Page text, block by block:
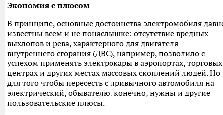
Экономия с плюсом
В принципе, основные достоинства электромобиля
известны всем и не понаслышке: отсутствие вредных
выхлопов и рева, характерного для двигателя
внутреннего сгорания (ДВС), например, позволило с
успехом применять электрокары в аэропортах, торговых
центрах и других местах массовых скоплений людей. Но
для того чтобы пересесть с привычного автомобиля на
электрический, обывателю, конечно, нужны и другие
пользовательские плюсы.